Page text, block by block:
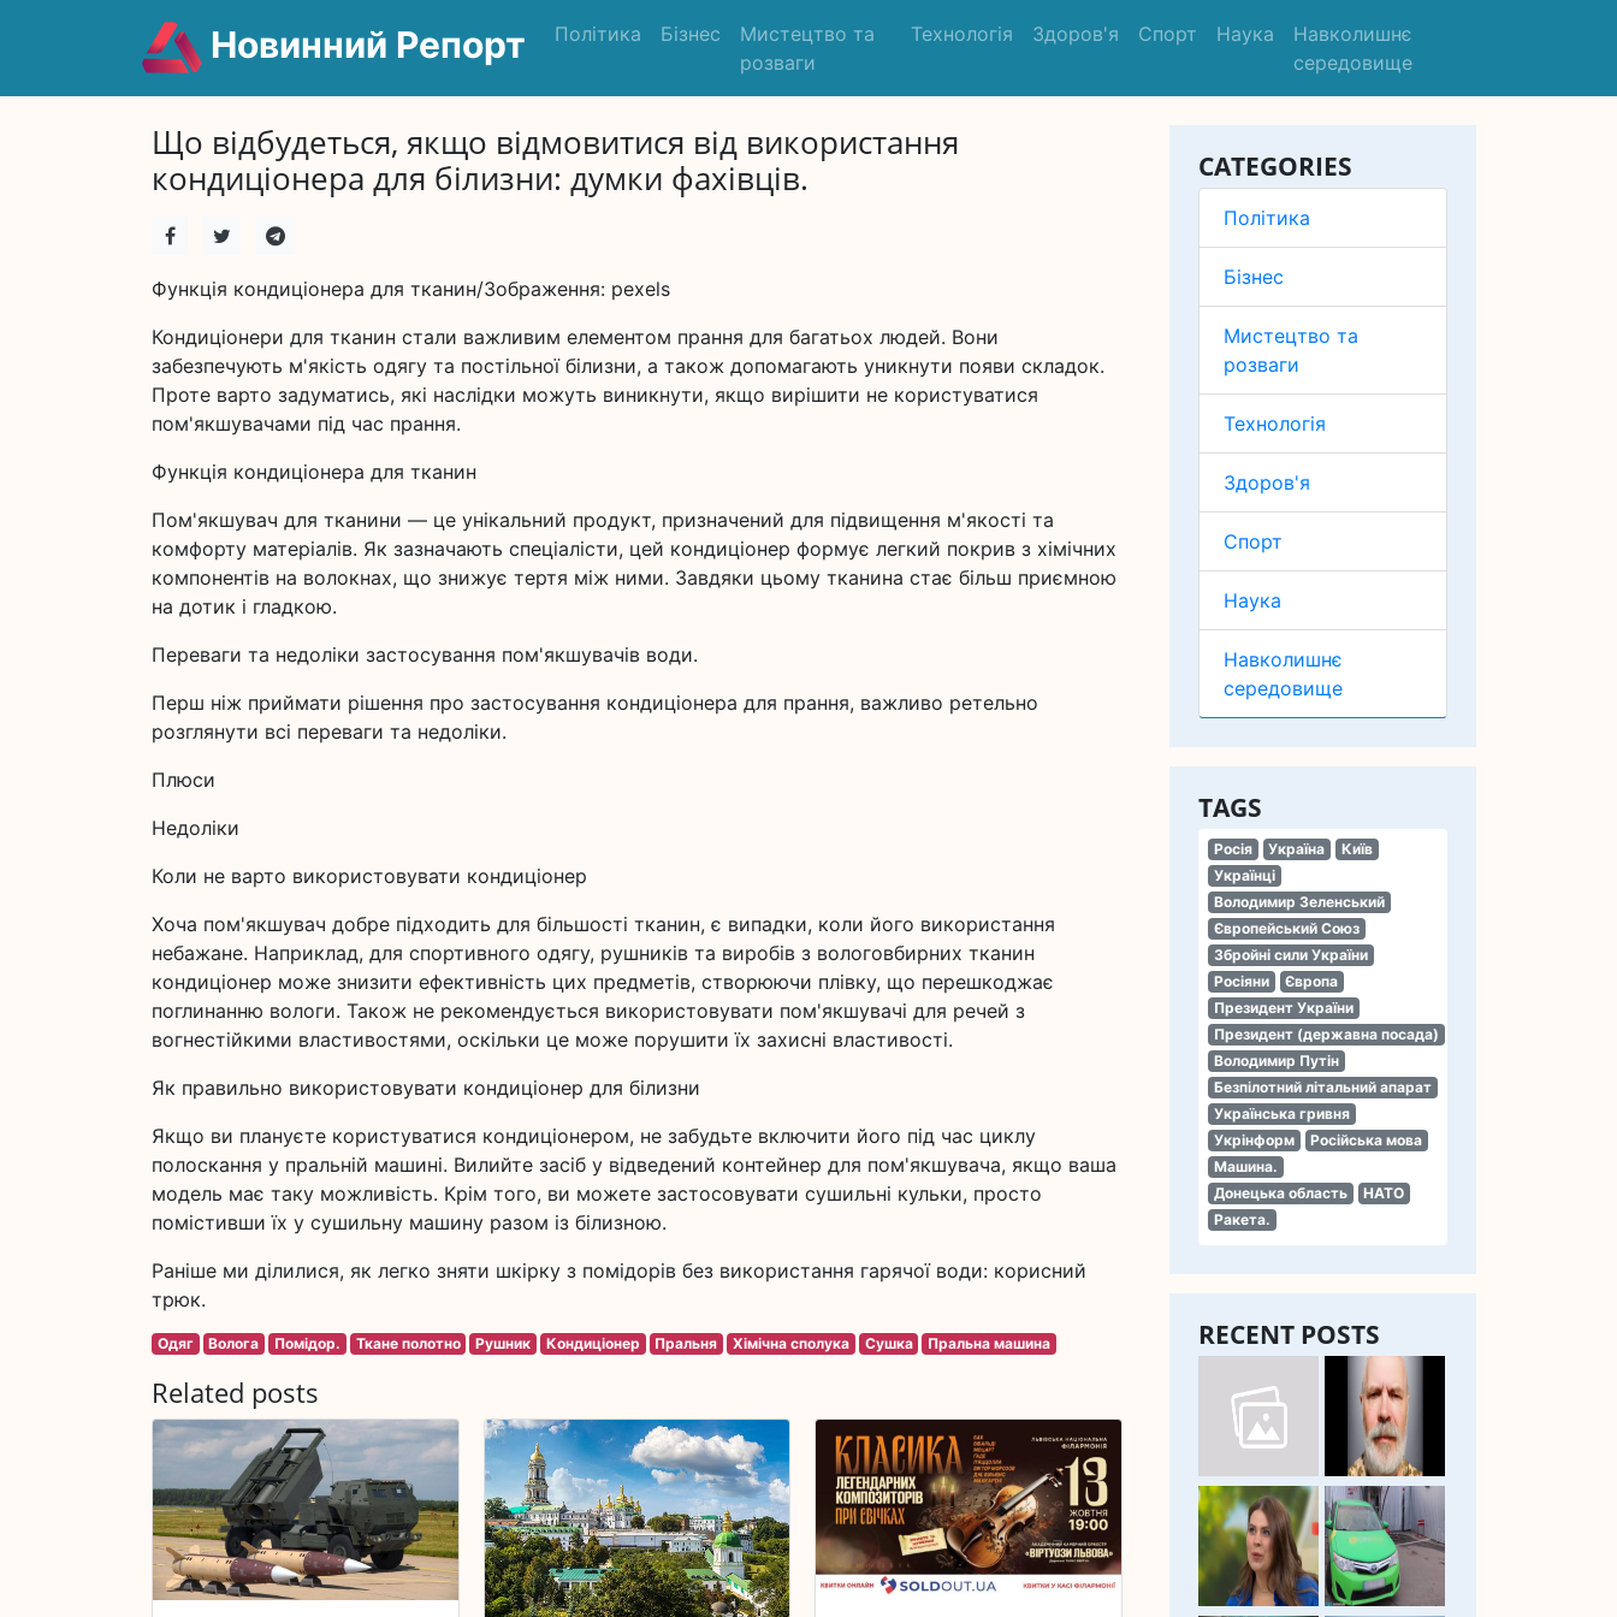
Новинний Репорт Політика Бізнес
Мистецтво та
розваги
Технологія Здоров'я Спорт Наука
Навколишнє
середовище
CATEGORIES
Політика
Бізнес
Мистецтво та
розваги
Технологія
Здоров'я
Спорт
Наука
Навколишнє
середовище
TAGS
Росія Україна
Київ
Українці
Володимир Зеленський
Європейський Союз
Збройні сили України
Росіяни
Європа
Президент України
Президент (державна посада)
Володимир Путін
Безпілотний літальний апарат
Українська гривня
Укрінформ
Російська мова
Машина.
Донецька область
НАТО
Ракета.
RECENT POSTS
Що відбудеться, якщо відмовитися від використання
кондиціонера для білизни: думки фахівців.
Функція кондиціонера для тканин/Зображення: pexels
Кондиціонери для тканин стали важливим елементом прання для багатьох людей. Вони
забезпечують м'якість одягу та постільної білизни, а також допомагають уникнути появи складок.
Проте варто задуматись, які наслідки можуть виникнути, якщо вирішити не користуватися
пом'якшувачами під час прання.
Функція кондиціонера для тканин
Пом'якшувач для тканини — це унікальний продукт, призначений для підвищення м'якості та
комфорту матеріалів. Як зазначають спеціалісти, цей кондиціонер формує легкий покрив з хімічних
компонентів на волокнах, що знижує тертя між ними. Завдяки цьому тканина стає більш приємною
на дотик і гладкою.
Переваги та недоліки застосування пом'якшувачів води.
Перш ніж приймати рішення про застосування кондиціонера для прання, важливо ретельно
розглянути всі переваги та недоліки.
Плюси
Недоліки
Коли не варто використовувати кондиціонер
Хоча пом'якшувач добре підходить для більшості тканин, є випадки, коли його використання
небажане. Наприклад, для спортивного одягу, рушників та виробів з вологовбирних тканин
кондиціонер може знизити ефективність цих предметів, створюючи плівку, що перешкоджає
поглинанню вологи. Також не рекомендується використовувати пом'якшувачі для речей з
вогнестійкими властивостями, оскільки це може порушити їх захисні властивості.
Як правильно використовувати кондиціонер для білизни
Якщо ви плануєте користуватися кондиціонером, не забудьте включити його під час циклу
полоскання у пральній машині. Вилийте засіб у відведений контейнер для пом'якшувача, якщо ваша
модель має таку можливість. Крім того, ви можете застосовувати сушильні кульки, просто
помістивши їх у сушильну машину разом із білизною.
Раніше ми ділилися, як легко зняти шкірку з помідорів без використання гарячої води: корисний
трюк.
Одяг Волога Помідор. Ткане полотно Рушник Кондиціонер Пральня Хімічна сполука Сушка Пральна машина
Related posts